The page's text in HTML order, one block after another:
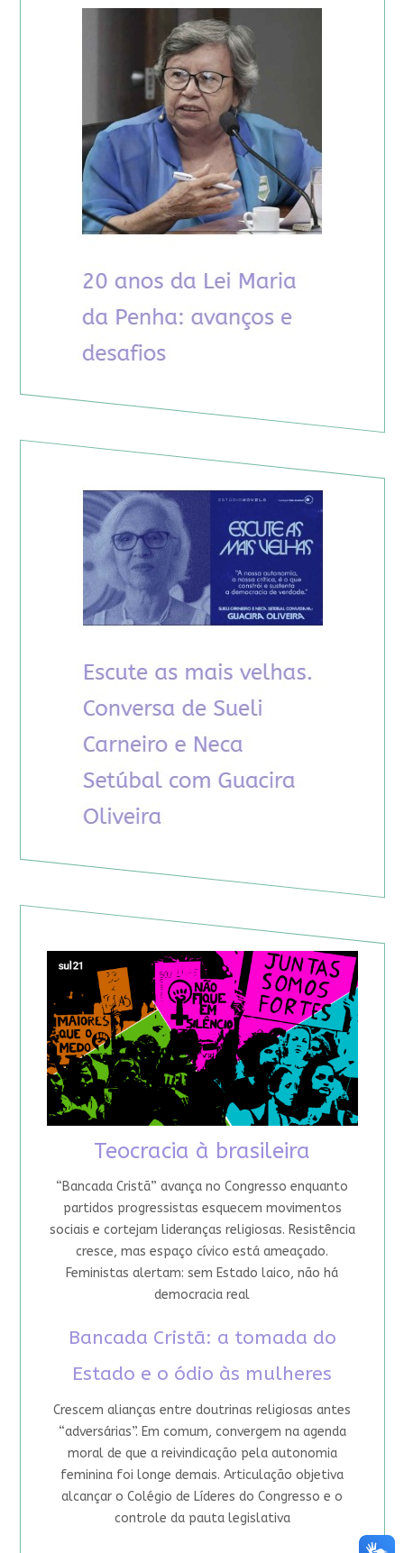
Teocracia à brasileira
“Bancada Cristã” avança no Congresso enquanto
partidos progressistas esquecem movimentos
sociais e cortejam lideranças religiosas. Resistência
cresce, mas espaço cívico está ameaçado.
Feministas alertam: sem Estado laico, não há
democracia real
Bancada Cristã: a tomada do
Estado e o ódio às mulheres
Crescem alianças entre doutrinas religiosas antes
“adversárias”. Em comum, convergem na agenda
moral de que a reivindicação pela autonomia
feminina foi longe demais. Articulação objetiva
alcançar o Colégio de Líderes do Congresso e o
controle da pauta legislativa